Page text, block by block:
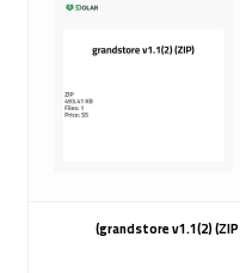
grandstore v1.1(2) (ZIP)